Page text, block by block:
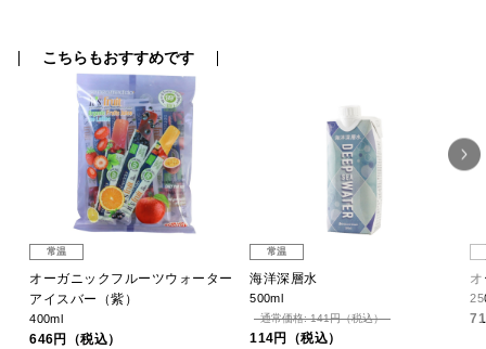
こちらもおすすめです
常温
オーガニックフルーツウォーター
アイスバー（紫）
400ml
646円（税込）
常温
海洋深層水
500ml
通常価格: 141円（税込）
114円（税込）